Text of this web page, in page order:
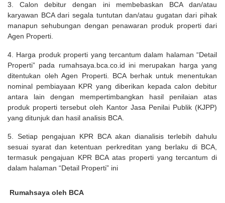
3. Calon debitur dengan ini membebaskan BCA dan/atau
karyawan BCA dari segala tuntutan dan/atau gugatan dari pihak
manapun sehubungan dengan penawaran produk properti dari
Agen Properti.
4. Harga produk properti yang tercantum dalam halaman “Detail
Properti” pada rumahsaya.bca.co.id ini merupakan harga yang
ditentukan oleh Agen Properti. BCA berhak untuk menentukan
nominal pembiayaan KPR yang diberikan kepada calon debitur
antara lain dengan mempertimbangkan hasil penilaian atas
produk properti tersebut oleh Kantor Jasa Penilai Publik (KJPP)
yang ditunjuk dan hasil analisis BCA.
5. Setiap pengajuan KPR BCA akan dianalisis terlebih dahulu
sesuai syarat dan ketentuan perkreditan yang berlaku di BCA,
termasuk pengajuan KPR BCA atas properti yang tercantum di
dalam halaman “Detail Properti” ini
Rumahsaya oleh BCA